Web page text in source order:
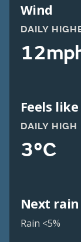
Wind
DAILY
Feels like
DAILY HIGH
3°C
Next rain
Rain <5%